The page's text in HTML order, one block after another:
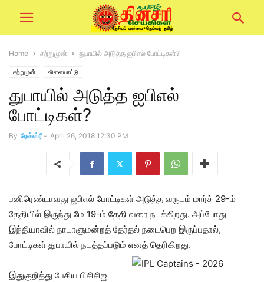
Home சற்றுமுன் துபாயில் அடுத்த ஐபிஎல் போட்டிகள்?
சற்றுமுன் விளையாட்டு
துபாயில் அடுத்த ஐபிஎல்
போட்டிகள்?
By ரேவ்ஸ்ரீ - April 26, 2018 12:30 PM
பனிரெண்டாவது ஐபிஎல் போட்டிகள் அடுத்த வருடம் மார்ச் 29-ம்
தேதியில் இருந்து மே 19-ம் தேதி வரை நடக்கிறது. அப்போது
இந்தியாவில் நாடாளுமன்றத் தேர்தல் நடைபெற இருப்பதால்,
போட்டிகள் துபாயில் நடத்தப்படும் எனத் தெரிகிறது.
இதுகுறித்து பேசிய பிசிசிஐ